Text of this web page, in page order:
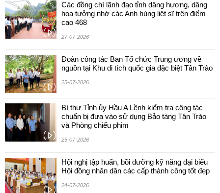
Các đồng chí lãnh đạo tỉnh dâng hương, dâng
hoa tưởng nhớ các Anh hùng liệt sĩ trên điểm
cao 468
27-07-2026
Đoàn công tác Ban Tổ chức Trung ương về
nguồn tại Khu di tích quốc gia đặc biệt Tân Trào
25-07-2026
Bí thư Tỉnh ủy Hầu A Lềnh kiểm tra công tác
chuẩn bị đưa vào sử dụng Bảo tàng Tân Trào
và Phòng chiếu phim
25-07-2026
Hội nghị tập huấn, bồi dưỡng kỹ năng đại biểu
Hội đồng nhân dân các cấp thành công tốt đẹp
24-07-2026